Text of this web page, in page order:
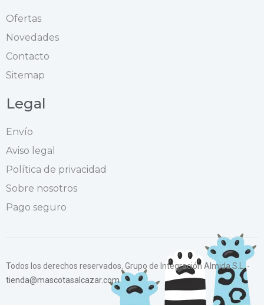
Ofertas
Novedades
Contacto
Sitemap
Legal
Envío
Aviso legal
Política de privacidad
Sobre nosotros
Pago seguro
Todos los derechos reservados. Grupo de Integración Almida S.L. -
tienda@mascotasalcazar.com